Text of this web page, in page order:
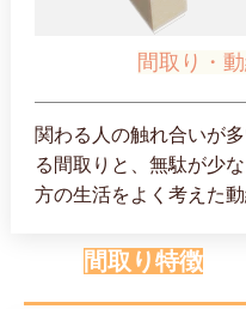
間取り・
関わる人の触れ合いが
る間取りと、無駄が少
方の生活をよく考えた
間取り特徴